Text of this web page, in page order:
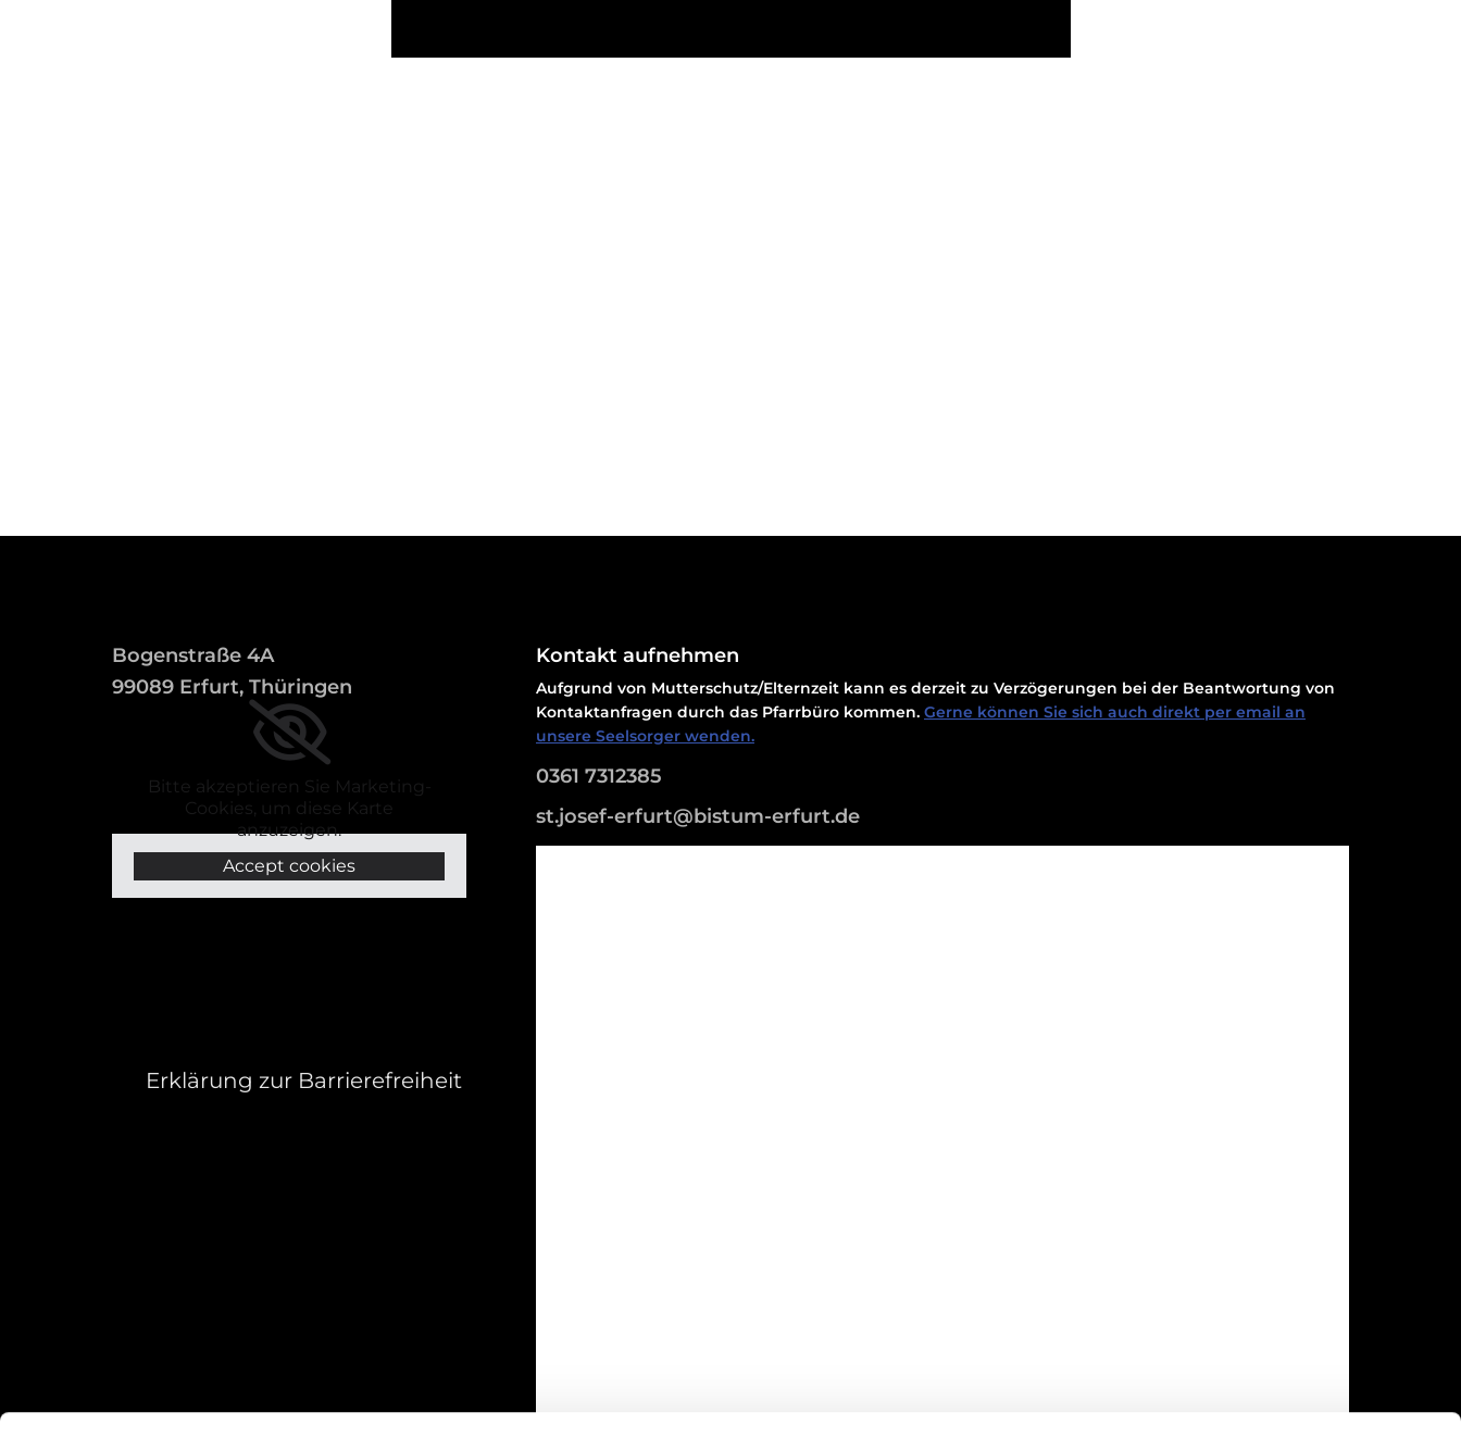
Bogenstraße 4A
99089 Erfurt, Thüringen
Bitte akzeptieren Sie Marketing-
Cookies, um diese Karte
anzuzeigen.
Accept cookies
Erklärung zur Barrierefreiheit
Kontakt aufnehmen
Aufgrund von Mutterschutz/Elternzeit kann es derzeit zu Verzögerungen bei der Beantwortung von
Kontaktanfragen durch das Pfarrbüro kommen. Gerne können Sie sich auch direkt per email an
unsere Seelsorger wenden.
0361 7312385
st.josef-erfurt@bistum-erfurt.de